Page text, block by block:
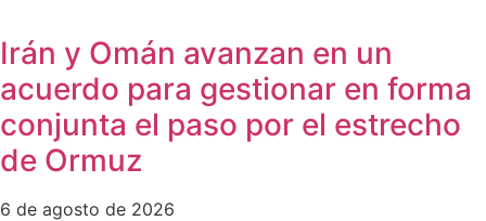
Irán y Omán avanzan en un
acuerdo para gestionar en forma
conjunta el paso por el estrecho
de Ormuz
6 de agosto de 2026